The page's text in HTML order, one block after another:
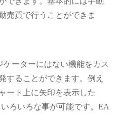
売買で行うことができま
ーターにはない機能をカス
することができます。例え
ート上に矢印を表示した
ろいろな事が可能です。EA